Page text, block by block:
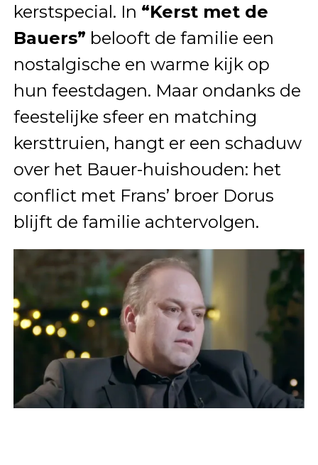
kerstspecial. In “Kerst met de
Bauers” belooft de familie een
nostalgische en warme kijk op
hun feestdagen. Maar ondanks de
feestelijke sfeer en matching
kersttruien, hangt er een schaduw
over het Bauer-huishouden: het
conflict met Frans’ broer Dorus
blijft de familie achtervolgen.